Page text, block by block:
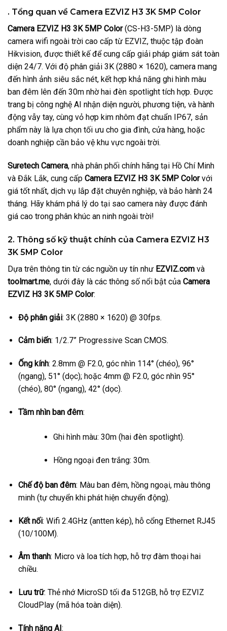
. Tổng quan về Camera EZVIZ H3 3K 5MP Color
Camera EZVIZ H3 3K 5MP Color(CS-H3-5MP) là dòng
camera wifi ngoài trời cao cấp từ EZVIZ, thuộc tập đoàn
Hikvision, được thiết kế để cung cấp giải pháp giám sát toàn
diện 24/7. Với độ phân giải 3K (2880 × 1620), camera mang
đến hình ảnh siêu sắc nét, kết hợp khả năng ghi hình màu
ban đêm lên đến 30m nhờ hai đèn spotlight tích hợp. Được
trang bị công nghệ AI nhận diện người, phương tiện, và hành
động vẫy tay, cùng vỏ hợp kim nhôm đạt chuẩn IP67, sản
phẩm này là lựa chọn tối ưu cho gia đình, cửa hàng, hoặc
doanh nghiệp cần bảo vệ khu vực ngoài trời.
Suretech Camera, nhà phân phối chính hãng tại Hồ Chí Minh
và Đắk Lắk, cung cấp Camera EZVIZ H3 3K 5MP Colorvới
giá tốt nhất, dịch vụ lắp đặt chuyên nghiệp, và bảo hành 24
tháng. Hãy khám phá lý do tại sao camera này được đánh
giá cao trong phân khúc an ninh ngoài trời!
2. Thông số kỹ thuật chính của Camera EZVIZ H3
3K 5MP Color
Dựa trên thông tin từ các nguồn uy tín như EZVIZ.com và
toolmart.me, dưới đây là các thông số nổi bật của Camera
EZVIZ H3 3K 5MP Color:
Độ phân giải: 3K (2880 × 1620) @ 30fps.
Cảm biến: 1/2.7” Progressive Scan CMOS.
Ống kính: 2.8mm @ F2.0, góc nhìn 114° (chéo), 96°
(ngang), 51° (dọc); hoặc 4mm @ F2.0, góc nhìn 95°
(chéo), 80° (ngang), 42° (dọc).
Tầm nhìn ban đêm:
Ghi hình màu: 30m (hai đèn spotlight).
Hồng ngoại đen trắng: 30m.
Chế độ ban đêm: Màu ban đêm, hồng ngoại, màu thông
minh (tự chuyển khi phát hiện chuyển động).
Kết nối: Wifi 2.4GHz (antten kép), hỗ cổng Ethernet RJ45
(10/100M).
Âm thanh: Micro và loa tích hợp, hỗ trợ đàm thoại hai
chiều.
Lưu trữ: Thẻ nhớ MicroSD tối đa 512GB, hỗ trợ EZVIZ
CloudPlay (mã hóa toàn diện).
Tính năng AI: